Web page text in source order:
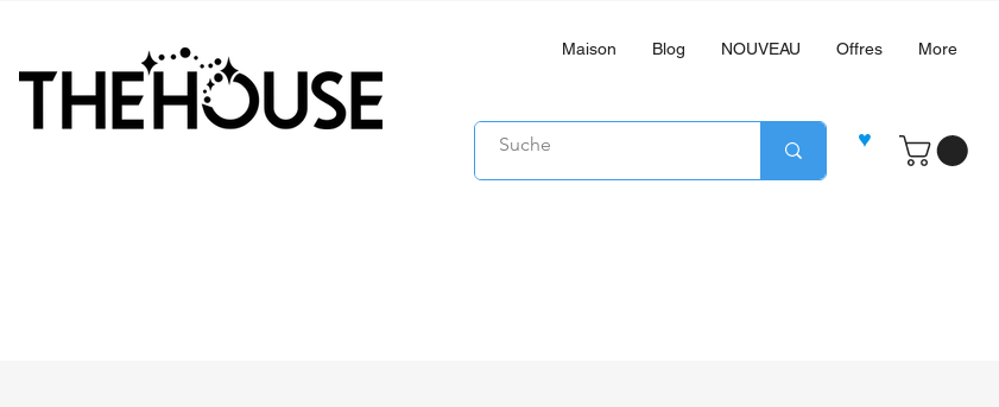
Maison Blog NOUVEAU Offres More
♥